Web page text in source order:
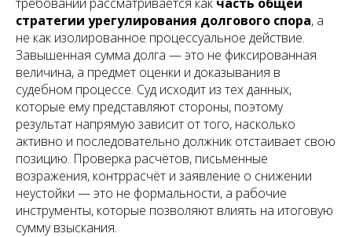
стратегии урегулирования долгового спора, а
не как изолированное процессуальное действие.
Завышенная сумма долга — это не фиксированная
величина, а предмет оценки и доказывания в
судебном процессе. Суд исходит из тех данных,
которые ему представляют стороны, поэтому
результат напрямую зависит от того, насколько
активно и последовательно должник отстаивает свою
позицию. Проверка расчётов, письменные
возражения, контррасчёт и заявление о снижении
неустойки — это не формальности, а рабочие
инструменты, которые позволяют влиять на итоговую
сумму взыскания.